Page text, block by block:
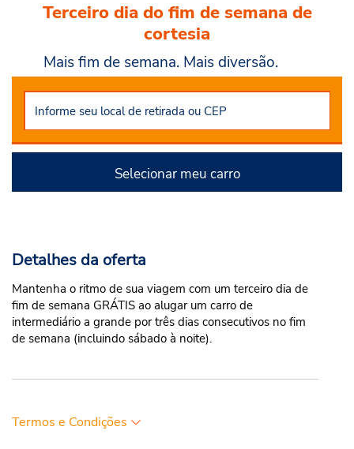
Terceiro dia do fim de semana de
cortesia
Mais fim de semana. Mais diversão.
Selecionar meu carro
Detalhes da oferta
Mantenha o ritmo de sua viagem com um terceiro dia de
fim de semana GRÁTIS ao alugar um carro de
intermediário a grande por três dias consecutivos no fim
de semana (incluindo sábado à noite).
Termos e Condições